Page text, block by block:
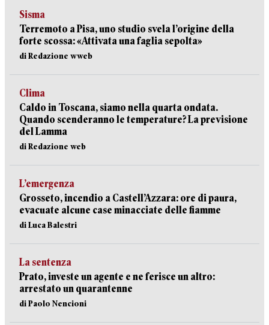
Sisma
Terremoto a Pisa, uno studio svela l’origine della
forte scossa: «Attivata una faglia sepolta»
di Redazione wweb
Clima
Caldo in Toscana, siamo nella quarta ondata.
Quando scenderanno le temperature? La previsione
del Lamma
di Redazione web
L’emergenza
Grosseto, incendio a Castell’Azzara: ore di paura,
evacuate alcune case minacciate delle fiamme
di Luca Balestri
La sentenza
Prato, investe un agente e ne ferisce un altro:
arrestato un quarantenne
di Paolo Nencioni